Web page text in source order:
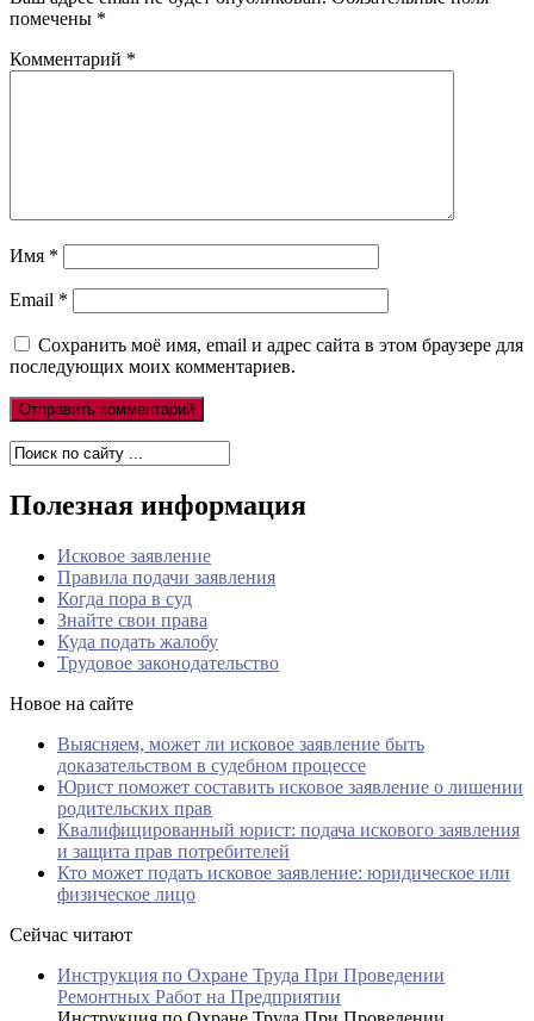
помечены *
Комментарий *
Имя *
Email *
Сохранить моё имя, email и адрес сайта в этом браузере для
последующих моих комментариев.
Полезная информация
Исковое заявление
Правила подачи заявления
Когда пора в суд
Знайте свои права
Куда подать жалобу
Трудовое законодательство
Новое на сайте
Выясняем, может ли исковое заявление быть
доказательством в судебном процессе
Юрист поможет составить исковое заявление о лишении
родительских прав
Квалифицированный юрист: подача искового заявления
и защита прав потребителей
Кто может подать исковое заявление: юридическое или
физическое лицо
Сейчас читают
Инструкция по Охране Труда При Проведении
Ремонтных Работ на Предприятии